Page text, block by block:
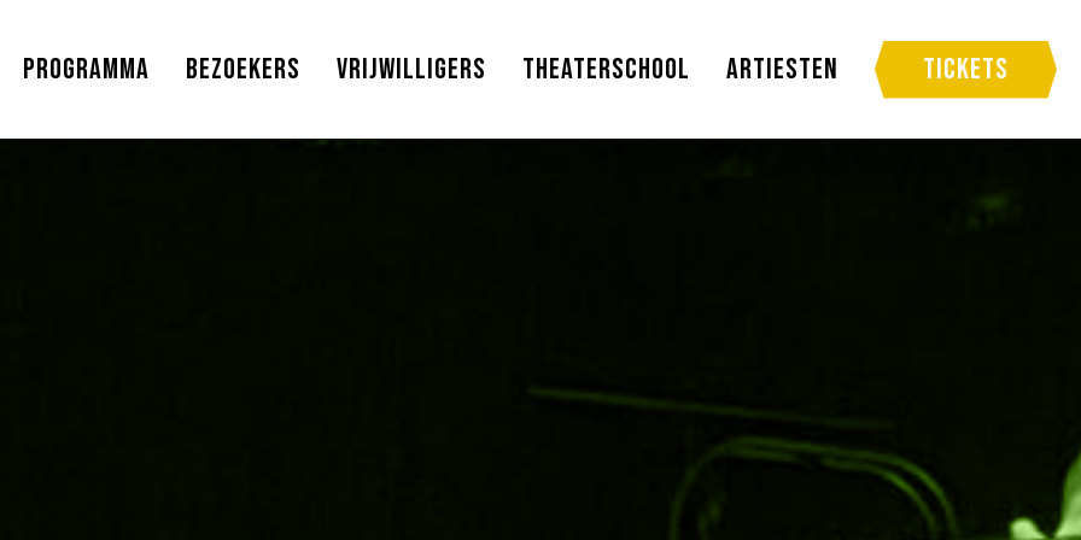
Programma Bezoekers Vrijwilligers Theaterschool Artiesten Tickets